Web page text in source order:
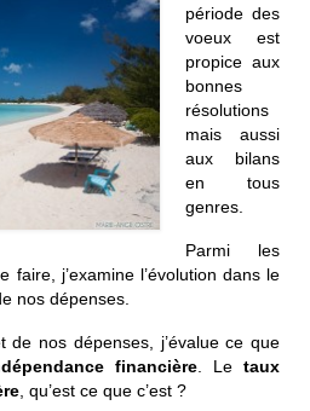
période des
voeux est
propice aux
bonnes
résolutions
mais aussi
aux bilans
en tous
genres.
Parmi les
faire, j’examine l’évolution dans le
nos dépenses.
nos dépenses, j’évalue ce que
financière . Le taux
, qu’est ce que c’est ?